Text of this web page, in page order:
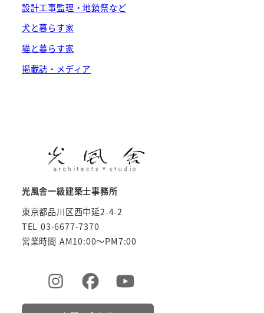
設計工事監理・地鎮祭など
犬と暮らす家
猫と暮らす家
掲載誌・メディア
光風舎一級建築士事務所
東京都品川区西中延2-4-2
TEL 03-6677-7370
営業時間 AM10:00～PM7:00